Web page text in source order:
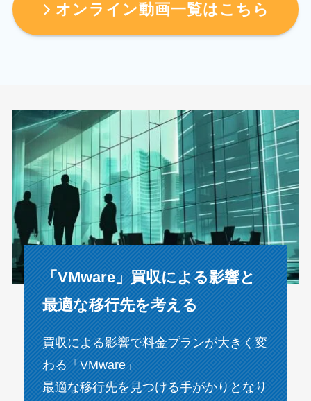
オンライン動画一覧はこちら
「VMware」買収による影響と
最適な移行先を考える
買収による影響で料金プランが大きく変
わる「VMware」
最適な移行先を見つける手がかりとなり